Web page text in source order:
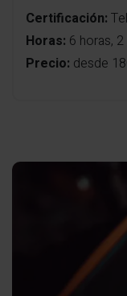
Certificación:
Horas: 6 horas,
Precio: desde